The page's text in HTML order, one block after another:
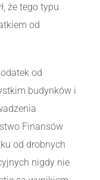
że tego typu
od
od
budynków i
Finansów
od drobnych
nigdy nie